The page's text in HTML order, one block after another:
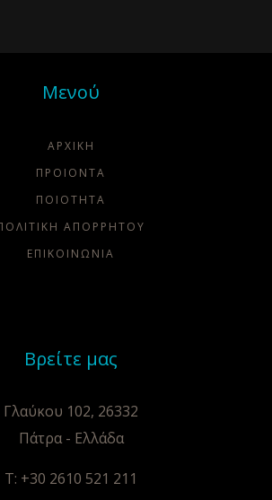
Μενού
ΑΡΧΙΚΗ
ΠΡΟΙΟΝΤΑ
ΠΟΙΌΤΗΤΑ
ΑΠΟΡΡΗΤΟΥ
ΕΠΙΚΟΙΝΩΝΙΑ
Βρείτε μας
Γλαύκου 102, 26332
Πάτρα - Ελλάδα
T: +30 2610 521 211